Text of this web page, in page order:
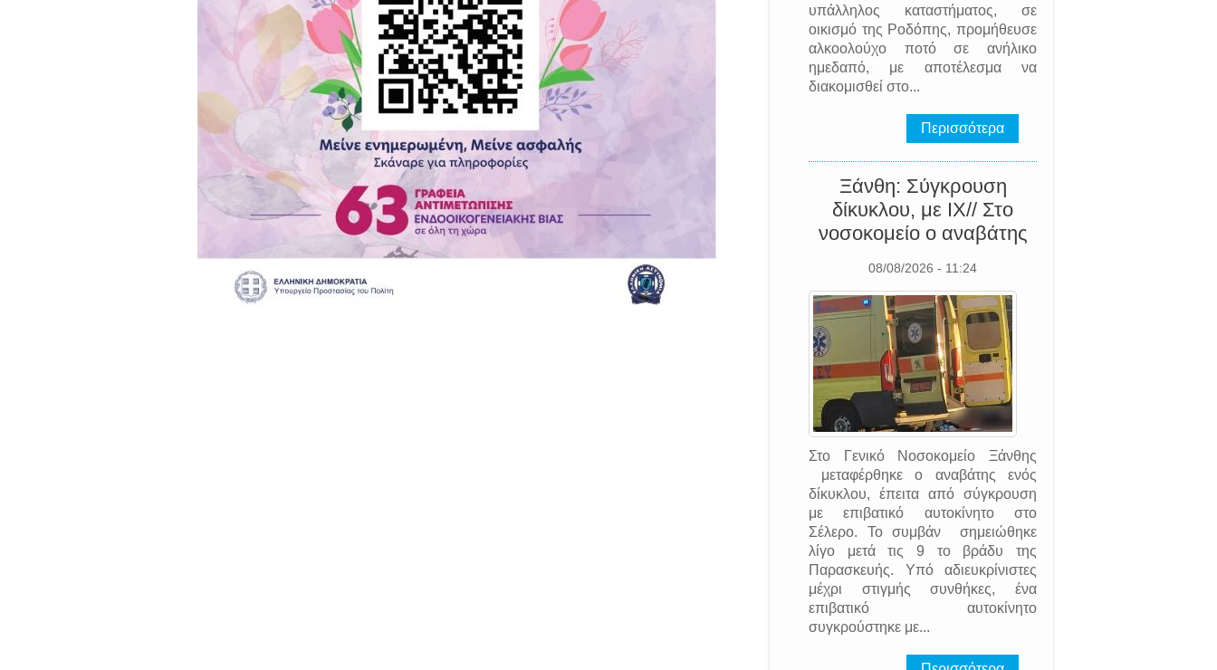
υπάλληλος καταστήματος, σε
οικισμό της Ροδόπης, προμήθευσε
αλκοολούχο ποτό σε ανήλικο
ημεδαπό, με αποτέλεσμα να
διακομισθεί στο...
Περισσότερα
Ξάνθη: Σύγκρουση
δίκυκλου, με ΙΧ// Στο
νοσοκομείο ο αναβάτης
08/08/2026 - 11:24
Στο Γενικό Νοσοκομείο Ξάνθης
μεταφέρθηκε ο αναβάτης ενός
δίκυκλου, έπειτα από σύγκρουση
με επιβατικό αυτοκίνητο στο
Σέλερο. Το συμβάν σημειώθηκε
λίγο μετά τις 9 το βράδυ της
Παρασκευής. Υπό αδιευκρίνιστες
μέχρι στιγμής συνθήκες, ένα
επιβατικό αυτοκίνητο
συγκρούστηκε με...